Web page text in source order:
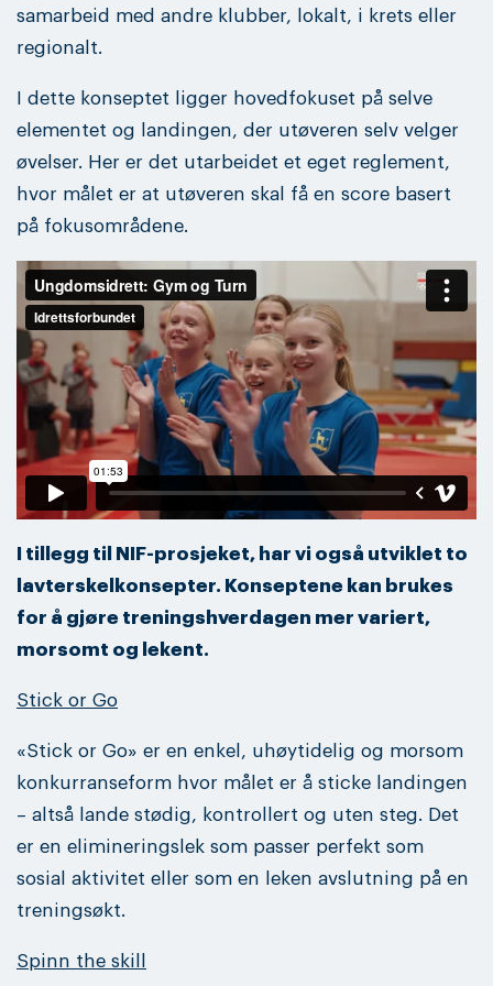
samarbeid med andre klubber, lokalt, i krets eller
regionalt.
I dette konseptet ligger hovedfokuset på selve
elementet og landingen, der utøveren selv velger
øvelser. Her er det utarbeidet et eget reglement,
hvor målet er at utøveren skal få en score basert
på fokusområdene.
I tillegg til NIF-prosjeket, har vi også utviklet to
lavterskelkonsepter. Konseptene kan brukes
for å gjøre treningshverdagen mer variert,
morsomt og lekent.
Stick or Go
«Stick or Go» er en enkel, uhøytidelig og morsom
konkurranseform hvor målet er å sticke landingen
– altså lande stødig, kontrollert og uten steg. Det
er en elimineringslek som passer perfekt som
sosial aktivitet eller som en leken avslutning på en
treningsøkt.
Spinn the skill